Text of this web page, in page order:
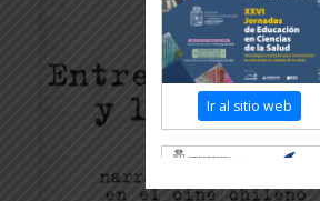
Ir al sitio web